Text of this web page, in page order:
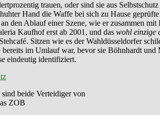
trauen, oder sind sie aus
Hand die Waffe bei sich zu Hause
den Ablauf einer Szene, wie er zusammen
Kaufhof erst ab 2001, und das wohl einzige
Sitzen wie es der Wahldüsseldorfer
bereits im Umlauf war, bevor sie Böhnhardt
eindeutig identifiziert.
beide Verteidiger von
ZOB